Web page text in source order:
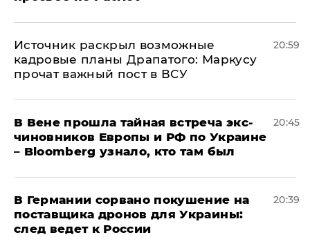
​Источник раскрыл возможные
кадровые планы Драпатого: Маркусу
прочат важный пост в ВСУ
20:59
В Вене прошла тайная встреча экс-
чиновников Европы и РФ по Украине
– Bloomberg узнало, кто там был
20:45
​В Германии сорвано покушение на
поставщика дронов для Украины:
след ведет к России
20:39